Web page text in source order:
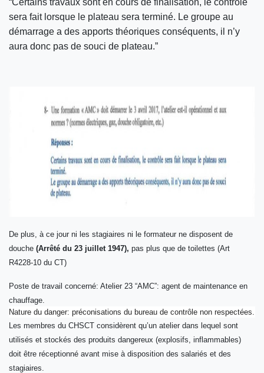
“Certains travaux sont en cours de finalisation, le contrôle
sera fait lorsque le plateau sera terminé. Le groupe au
démarrage a des apports théoriques conséquents, il n’y
aura donc pas de souci de plateau.”
De plus, à ce jour ni les stagiaires ni le formateur ne disposent de
douche (Arrêté du 23 juillet 1947), pas plus que de toilettes (Art
R4228-10 du CT)
Poste de travail concerné: Atelier 23 “AMC”: agent de maintenance en
chauffage.
Nature du danger: préconisations du bureau de contrôle non respectées.
Les membres du CHSCT considèrent qu’un atelier dans lequel sont
utilisés et stockés des produits dangereux (explosifs, inflammables)
doit être réceptionné avant mise à disposition des salariés et des
stagiaires.